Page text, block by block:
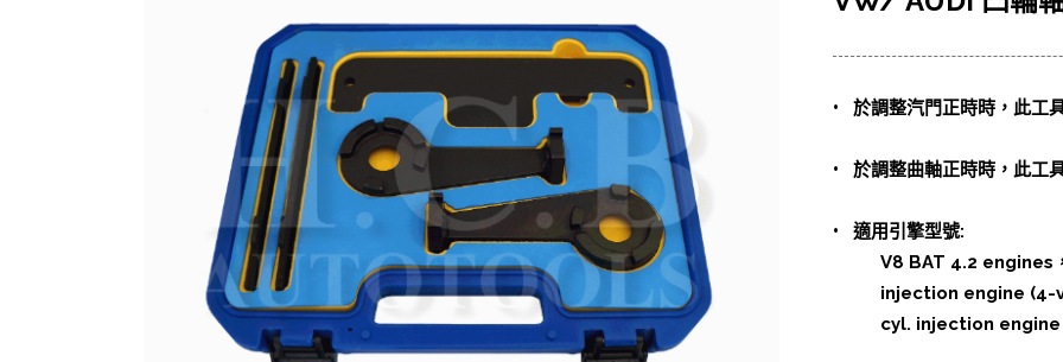
• 於調整汽門正時時，此工
• 於調整曲軸正時時，此工
• 適用引擎型號:
V8 BAT 4.2 engines
injection engine (4-
cyl. injection engine